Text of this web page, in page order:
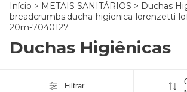
Início > METAIS SANITÁRIOS > Duchas
breadcrumbs.ducha-higienica-lorenzetti-
20m-7040127
Duchas Higiênicas
Filtrar